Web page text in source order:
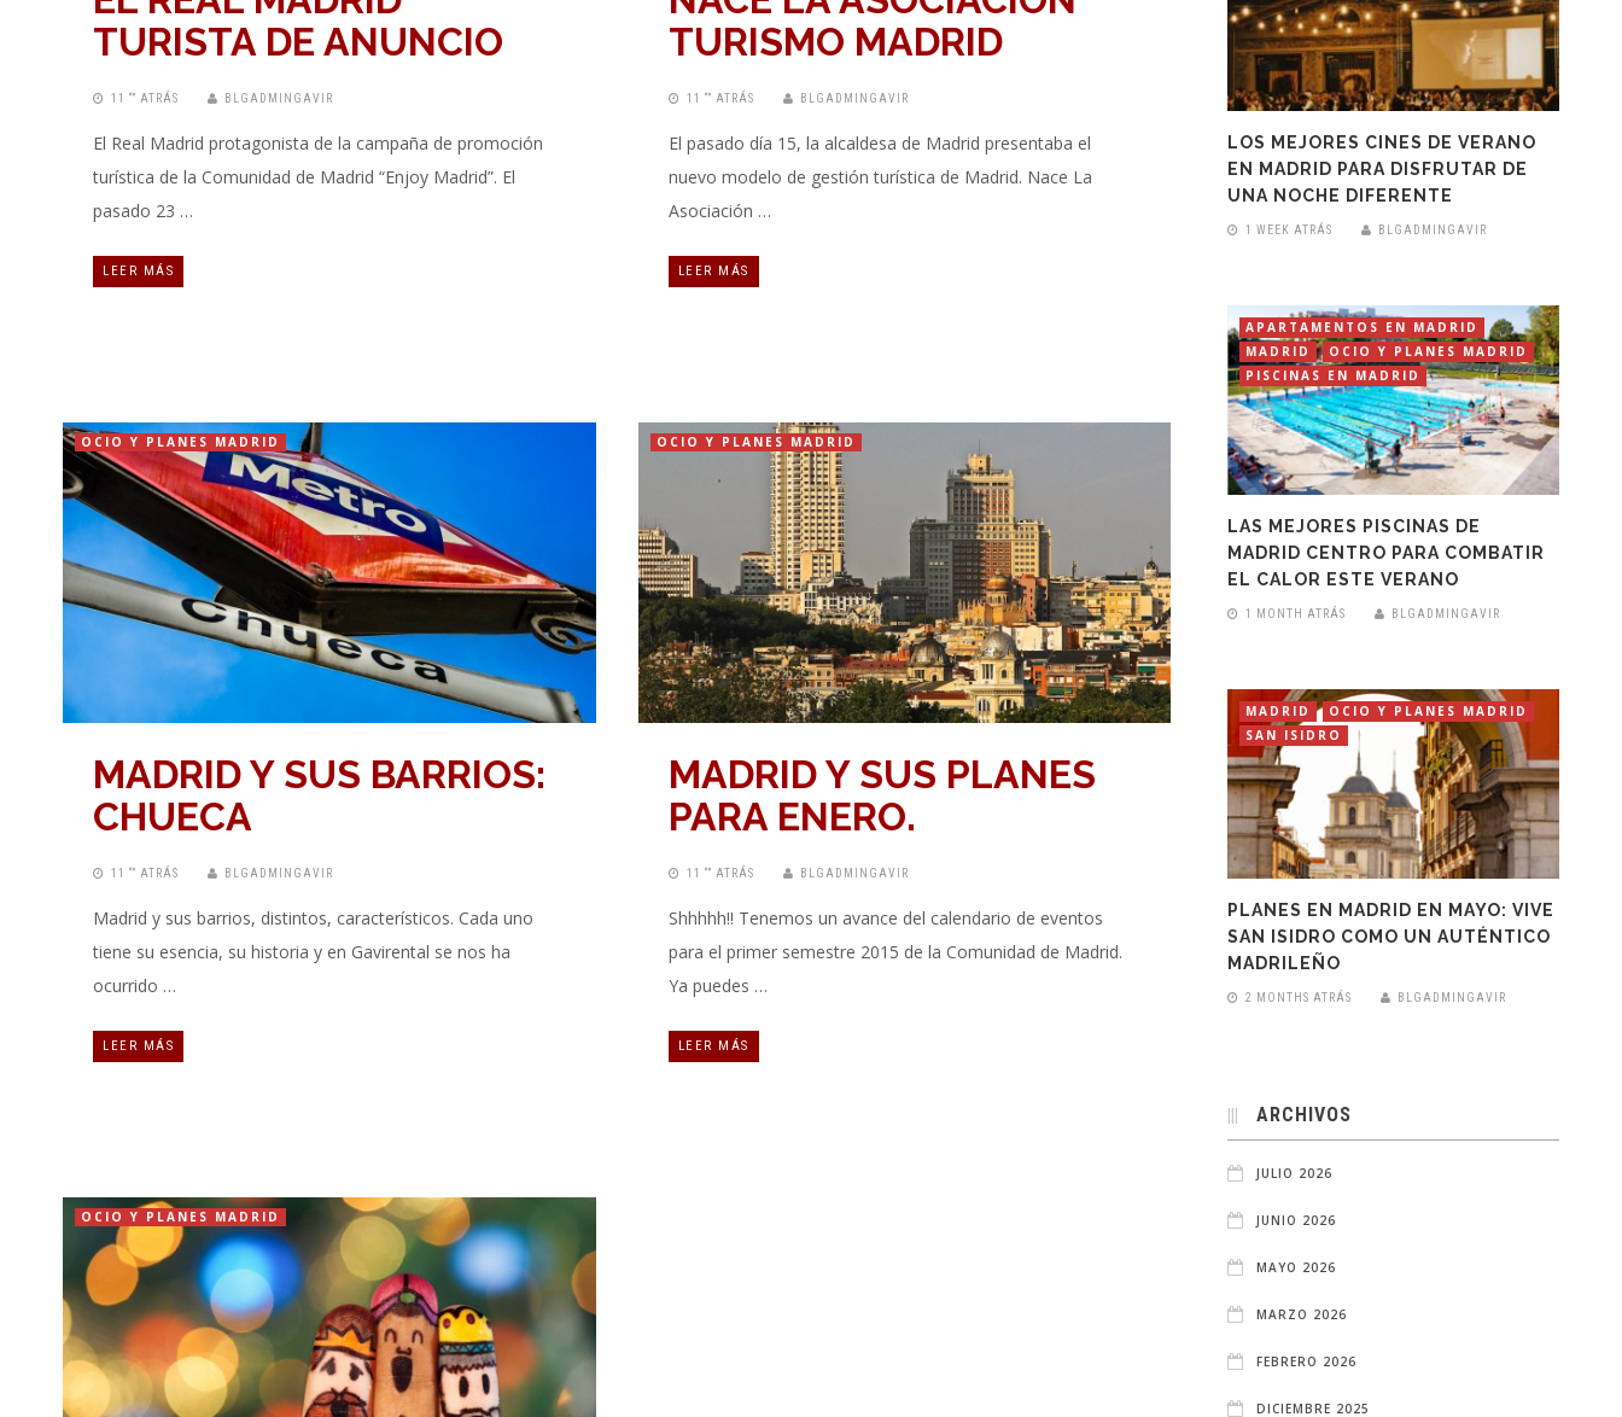
TURISTA DE ANUNCIO
11 “” ATRÁS BLGADMINGAVIR
El Real Madrid protagonista de la campaña de promoción
turística de la Comunidad de Madrid “Enjoy Madrid”. El
pasado 23 …
LEER MÁS
TURISMO MADRID
11 “” ATRÁS BLGADMINGAVIR
El pasado día 15, la alcaldesa de Madrid presentaba el
nuevo modelo de gestión turística de Madrid. Nace La
Asociación …
LEER MÁS
OCIO Y PLANES MADRID
MADRID Y SUS BARRIOS:
CHUECA
11 “” ATRÁS BLGADMINGAVIR
Madrid y sus barrios, distintos, característicos. Cada uno
tiene su esencia, su historia y en Gavirental se nos ha
ocurrido …
LEER MÁS
OCIO Y PLANES MADRID
MADRID Y SUS PLANES
PARA ENERO.
11 “” ATRÁS BLGADMINGAVIR
Shhhhh!! Tenemos un avance del calendario de eventos
para el primer semestre 2015 de la Comunidad de Madrid.
Ya puedes …
LEER MÁS
OCIO Y PLANES MADRID
LOS MEJORES CINES DE VERANO
EN MADRID PARA DISFRUTAR DE
UNA NOCHE DIFERENTE
1 WEEK ATRÁS BLGADMINGAVIR
APARTAMENTOS EN MADRID
MADRID
OCIO Y PLANES MADRID
PISCINAS EN MADRID
LAS MEJORES PISCINAS DE
MADRID CENTRO PARA COMBATIR
EL CALOR ESTE VERANO
1 MONTH ATRÁS BLGADMINGAVIR
MADRID
OCIO Y PLANES MADRID
SAN ISIDRO
PLANES EN MADRID EN MAYO: VIVE
SAN ISIDRO COMO UN AUTÉNTICO
MADRILEÑO
2 MONTHS ATRÁS BLGADMINGAVIR
ARCHIVOS
JULIO 2026
JUNIO 2026
MAYO 2026
MARZO 2026
FEBRERO 2026
DICIEMBRE 2025